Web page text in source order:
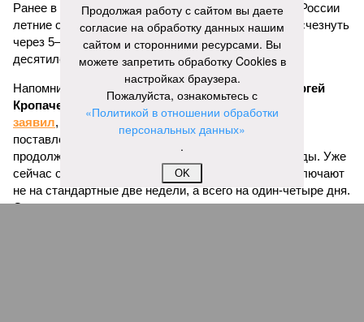
Ранее в Госдуме отмечали, что в крупных городах России
летние отключения горячей воды частично могут исчезнуть
через 5–7 лет. Для полного отказа потребуются
десятилетия и замена 70–80% изношенных труб.
Напомним, вице-губернатор Северной столицы
Сергей
Кропачев
в ходе прямой линии на прошлой неделе
заявил, что теплоснабжающим компаниям города
поставлена задача максимально сократить
продолжительность летних отключений горячей воды. Уже
сейчас около пяти тысяч домой, по его словам, отключают
не на стандартные две недели, а всего на один-четыре дня.
Он пояснил, что такие сроки возможны только там, где
Продолжая работу с сайтом вы даете
согласие на обработку данных нашим
сайтом и сторонними ресурсами. Вы
можете запретить обработку Cookies в
настройках браузера.
Пожалуйста, ознакомьтесь с
«Политикой в отношении обработки
персональных данных»
.
OK